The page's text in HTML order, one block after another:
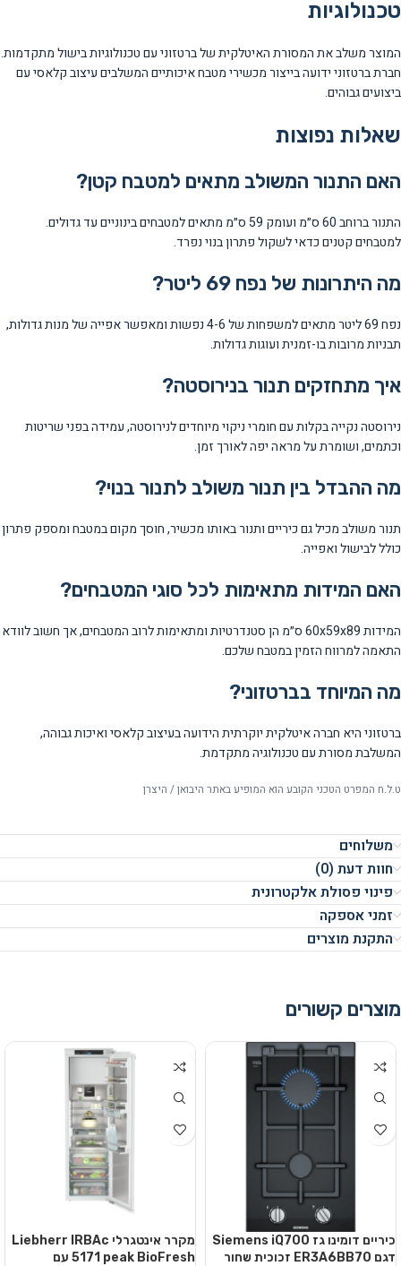
טכנולוגיות
המוצר משלב את המסורת האיטלקית של ברטזוני עם טכנולוגיות בישול מתקדמות.
חברת ברטזוני ידועה בייצור מכשירי מטבח איכותיים המשלבים עיצוב קלאסי עם
ביצועים גבוהים.
שאלות נפוצות
האם התנור המשולב מתאים למטבח קטן?
התנור ברוחב 60 ס״מ ועומק 59 ס״מ מתאים למטבחים בינוניים עד גדולים.
למטבחים קטנים כדאי לשקול פתרון בנוי נפרד.
מה היתרונות של נפח 69 ליטר?
נפח 69 ליטר מתאים למשפחות של 4-6 נפשות ומאפשר אפייה של מנות גדולות,
תבניות מרובות בו-זמנית ועוגות גדולות.
איך מתחזקים תנור בנירוסטה?
נירוסטה נקייה בקלות עם חומרי ניקוי מיוחדים לנירוסטה, עמידה בפני שריטות
וכתמים, ושומרת על מראה יפה לאורך זמן.
מה ההבדל בין תנור משולב לתנור בנוי?
תנור משולב מכיל גם כיריים ותנור באותו מכשיר, חוסך מקום במטבח ומספק פתרון
כולל לבישול ואפייה.
האם המידות מתאימות לכל סוגי המטבחים?
המידות 60x59x89 ס״מ הן סטנדרטיות ומתאימות לרוב המטבחים, אך חשוב לוודא
התאמה למרווח הזמין במטבח שלכם.
מה המיוחד בברטזוני?
ברטזוני היא חברה איטלקית יוקרתית הידועה בעיצוב קלאסי ואיכות גבוהה,
המשלבת מסורת עם טכנולוגיה מתקדמת.
ט.ל.ח המפרט הטכני הקובע הוא המופיע באתר היבואן / היצרן
משלוחים
חוות דעת (0)
פינוי פסולת אלקטרונית
זמני אספקה
התקנת מוצרים
מוצרים קשורים
כיריים דומינו גז Siemens iQ700
דגם ER3A6BB70 זכוכית שחור
מקרר אינטגרלי Liebherr IRBAc
5171 peak BioFresh עם